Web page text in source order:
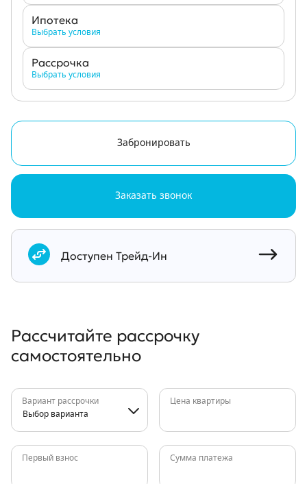
Ипотека
Выбрать условия
Рассрочка
Выбрать условия
Забронировать
Заказать звонок
Документы
Доступен Трейд-Ин
Рассчитайте рассрочку
самостоятельно
Вариант рассрочки
Выбор варианта
Цена квартиры
Первый взнос Сумма платежа